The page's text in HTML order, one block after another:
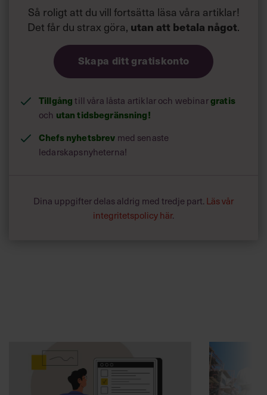
Så roligt att du vill fortsätta läsa våra artiklar!
Det får du strax göra, utan att betala något.
Skapa ditt gratiskonto
Tillgångtill våra låsta artiklar och webinargratis
och utan tidsbegränsning!
Chefs nyhetsbrev med senaste
ledarskapsnyheterna!
Dina uppgifter delas aldrig med tredje part. Läs vår
integritetspolicy här.